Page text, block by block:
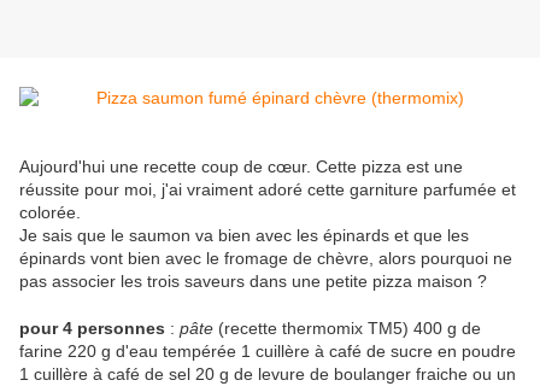
Aujourd'hui une recette coup de cœur. Cette pizza est une
réussite pour moi, j'ai vraiment adoré cette garniture parfumée et
colorée.
Je sais que le saumon va bien avec les épinards et que les
épinards vont bien avec le fromage de chèvre, alors pourquoi ne
pas associer les trois saveurs dans une petite pizza maison ?
pour 4 personnes : pâte (recette thermomix TM5) 400 g de
farine 220 g d'eau tempérée 1 cuillère à café de sucre en poudre
1 cuillère à café de sel 20 g de levure de boulanger fraiche ou un